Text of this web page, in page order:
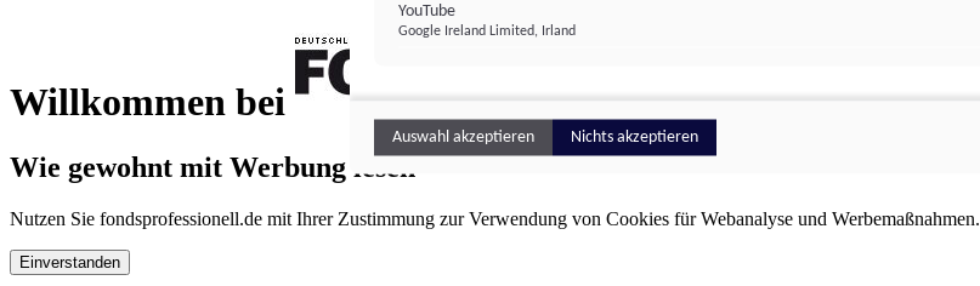
Willkommen bei
FONDS professionell
Wie gewohnt mit Werbung lesen
Nutzen Sie fondsprofessionell.de mit Ihrer Zustimmung zur Verwendung von Cookies für Webanalyse und Werbemaßnahmen.
Einverstanden
YouTube
Google Ireland Limited, Irland
Auswahl akzeptieren Nichts akzeptieren